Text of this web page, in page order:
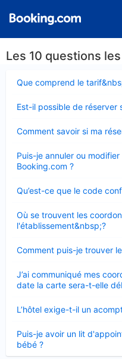
Les 10 questions
Que comprend le
fermé
Est-il possible de
fermé
Comment savoir si ma
fermé
Puis-je annuler ou
Booking.com ?
fermé
Qu’est-ce que le code
fermé
Où se trouvent les
l'établissement&nbsp;?
fermé
Comment puis-je trouver
fermé
J’ai communiqué mes
date la carte sera-t-elle
fermé
L’hôtel exige-t-il un
fermé
Puis-je avoir un lit
bébé ?
fermé